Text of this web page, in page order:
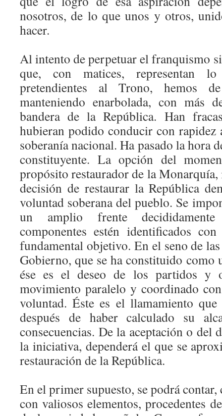
nosotros, de lo que unos y otros,
hacer.
Al intento de perpetuar el franquismo
que, con matices, representan
pretendientes al Trono, hemos
manteniendo enarbolada, con más
bandera de la República. Han
hubieran podido conducir con
soberanía nacional. Ha pasado la hora
constituyente. La opción del
propósito restaurador de la Monarquía,
decisión de restaurar la República
voluntad soberana del pueblo. Se
un amplio frente decididamente
componentes estén identificados
fundamental objetivo. En el seno de
Gobierno, que se ha constituido como
ése es el deseo de los partidos y
movimiento paralelo y coordinado
voluntad. Éste es el llamamiento
después de haber calculado su
consecuencias. De la aceptación o del
la iniciativa, dependerá el que se
restauración de la República.
En el primer supuesto, se podrá
con valiosos elementos, procedentes